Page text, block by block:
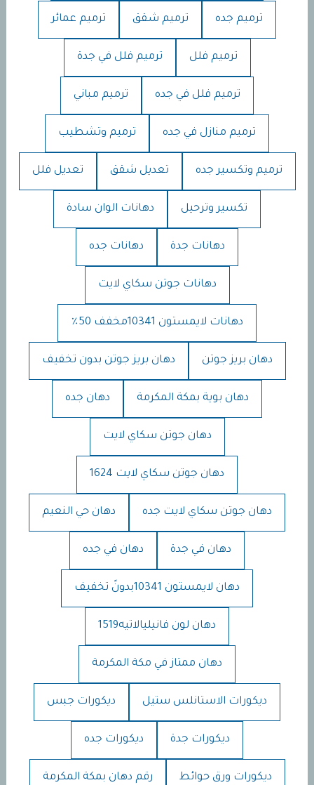
ترميم جده ترميم شقق ترميم عمائر
ترميم فلل ترميم فلل في جدة
ترميم فلل في جده ترميم مباني
ترميم منازل في جده ترميم وتشطيب
ترميم وتكسير جده تعديل شقق تعديل فلل
تكسير وترحيل دهانات الوان سادة
دهانات جدة دهانات جده
دهانات جوتن سكاي لايت
دهانات لايمستون 10341مخفف 50٪
دهان بريز جوتن دهان بريز جوتن بدون تخفيف
دهان بوية بمكة المكرمة دهان جده
دهان جوتن سكاي لايت
دهان جوتن سكاي لايت 1624
دهان جوتن سكاي لايت جده دهان حي النعيم
دهان في جدة دهان في جده
دهان لايمستون 10341بدونً تخفيف
دهان لون فانيليالاتيه1519
دهان ممتاز في مكة المكرمة
ديكورات الاستانلس ستيل ديكورات جبس
ديكورات جدة ديكورات جده
ديكورات ورق حوائط رقم دهان بمكة المكرمة